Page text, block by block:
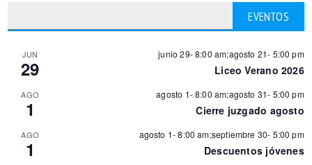
EVENTOS
JUN
29
junio 29- 8:00 am;agosto 21- 5:00 pm
Liceo Verano 2026
AGO
1
agosto 1- 8:00 am;agosto 31- 5:00 pm
Cierre juzgado agosto
AGO
1
agosto 1- 8:00 am;septiembre 30- 5:00 pm
Descuentos jóvenes